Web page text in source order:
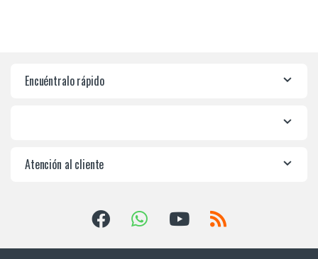
Encuéntralo rápido
Atención al cliente